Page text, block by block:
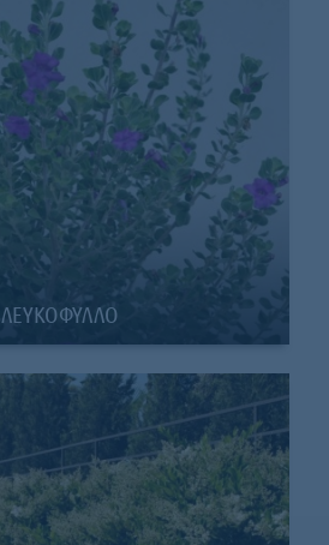
ΛΕΥΚΟΦΥΛΛΟ